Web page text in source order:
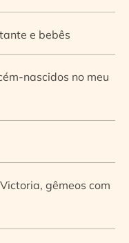
e bebês
nascidos no meu
gêmeos com